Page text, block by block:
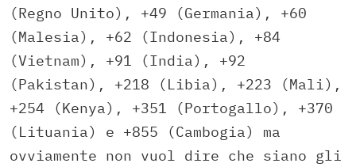
(Regno Unito), +49 (Germania), +60
(Malesia), +62 (Indonesia), +84
(Vietnam), +91 (India), +92
(Pakistan), +218 (Libia), +223 (Mali),
+254 (Kenya), +351 (Portogallo), +370
(Lituania) e +855 (Cambogia) ma
ovviamente non vuol dire che siano gli